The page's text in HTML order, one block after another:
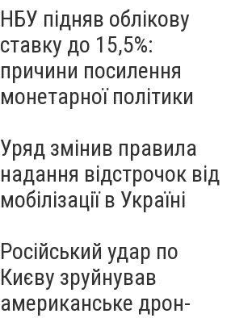
НБУ підняв облікову
ставку до 15,5%:
причини посилення
монетарної політики
Уряд змінив правила
надання відстрочок від
мобілізації в Україні
Російський удар по
Києву зруйнував
американське дрон-